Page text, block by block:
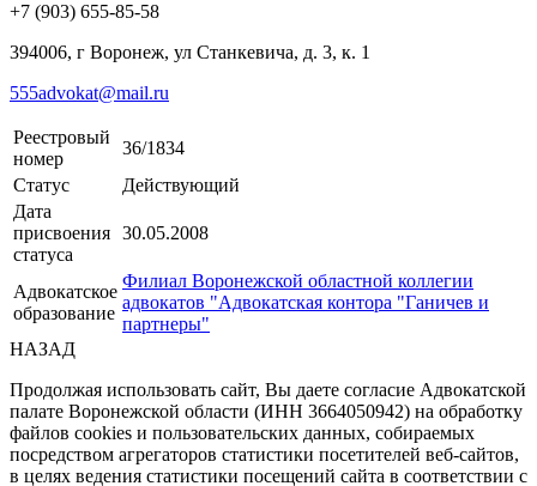
+7 (903) 655-85-58
394006, г Воронеж, ул Станкевича, д. 3, к. 1
555advokat@mail.ru
Реестровый
номер
36/1834
Статус
Действующий
Дата
присвоения
статуса
30.05.2008
Адвокатское
образование
Филиал Воронежской областной коллегии
адвокатов "Адвокатская контора "Ганичев и
партнеры"
НАЗАД
Продолжая использовать сайт, Вы даете согласие Адвокатской
палате Воронежской области (ИНН 3664050942) на обработку
файлов cookies и пользовательских данных, собираемых
посредством агрегаторов статистики посетителей веб-сайтов,
в целях ведения статистики посещений сайта в соответствии с